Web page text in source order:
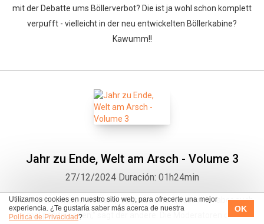
Utilizamos cookies en nuestro sitio web, para ofrecerte una mejor
experiencia. ¿Te gustaría saber más acerca de nuestra
Política de Privacidad?
OK
mit der Debatte ums Böllerverbot? Die ist ja wohl schon komplett
verpufft - vielleicht in der neu entwickelten Böllerkabine?
Kawumm!!
Jahr zu Ende, Welt am Arsch - Volume 3
27/12/2024 Duración: 01h24min
"Ein eher beschissenes Jahr," sagt der eine. "Muss man aber auch
mal positiv sehen," sagt der andere. Die Moderatoren des